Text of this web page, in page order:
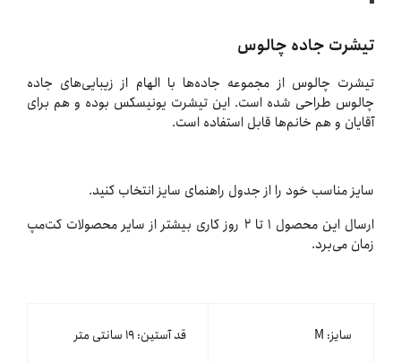
تیشرت جاده چالوس
تیشرت چالوس از مجموعه جاده‌ها با الهام از زیبایی‌های جاده
چالوس طراحی شده است. این تیشرت یونیسکس بوده و هم برای
آقایان و هم خانم‌ها قابل استفاده است.
سایز مناسب خود را از جدول راهنمای سایز انتخاب کنید.
ارسال این محصول ۱ تا ۲ روز کاری بیشتر از سایر محصولات کت‌مپ
زمان می‌برد.
سایز: M قد آستین: ۱۹ سانتی متر